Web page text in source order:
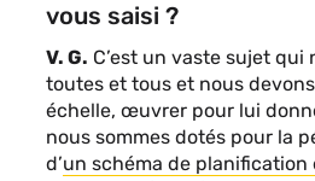
vous saisi ?
V. G. C’est un vaste sujet qui
toutes et tous et nous
échelle, œuvrer pour lui
nous sommes dotés pour la
d’un schéma de planification